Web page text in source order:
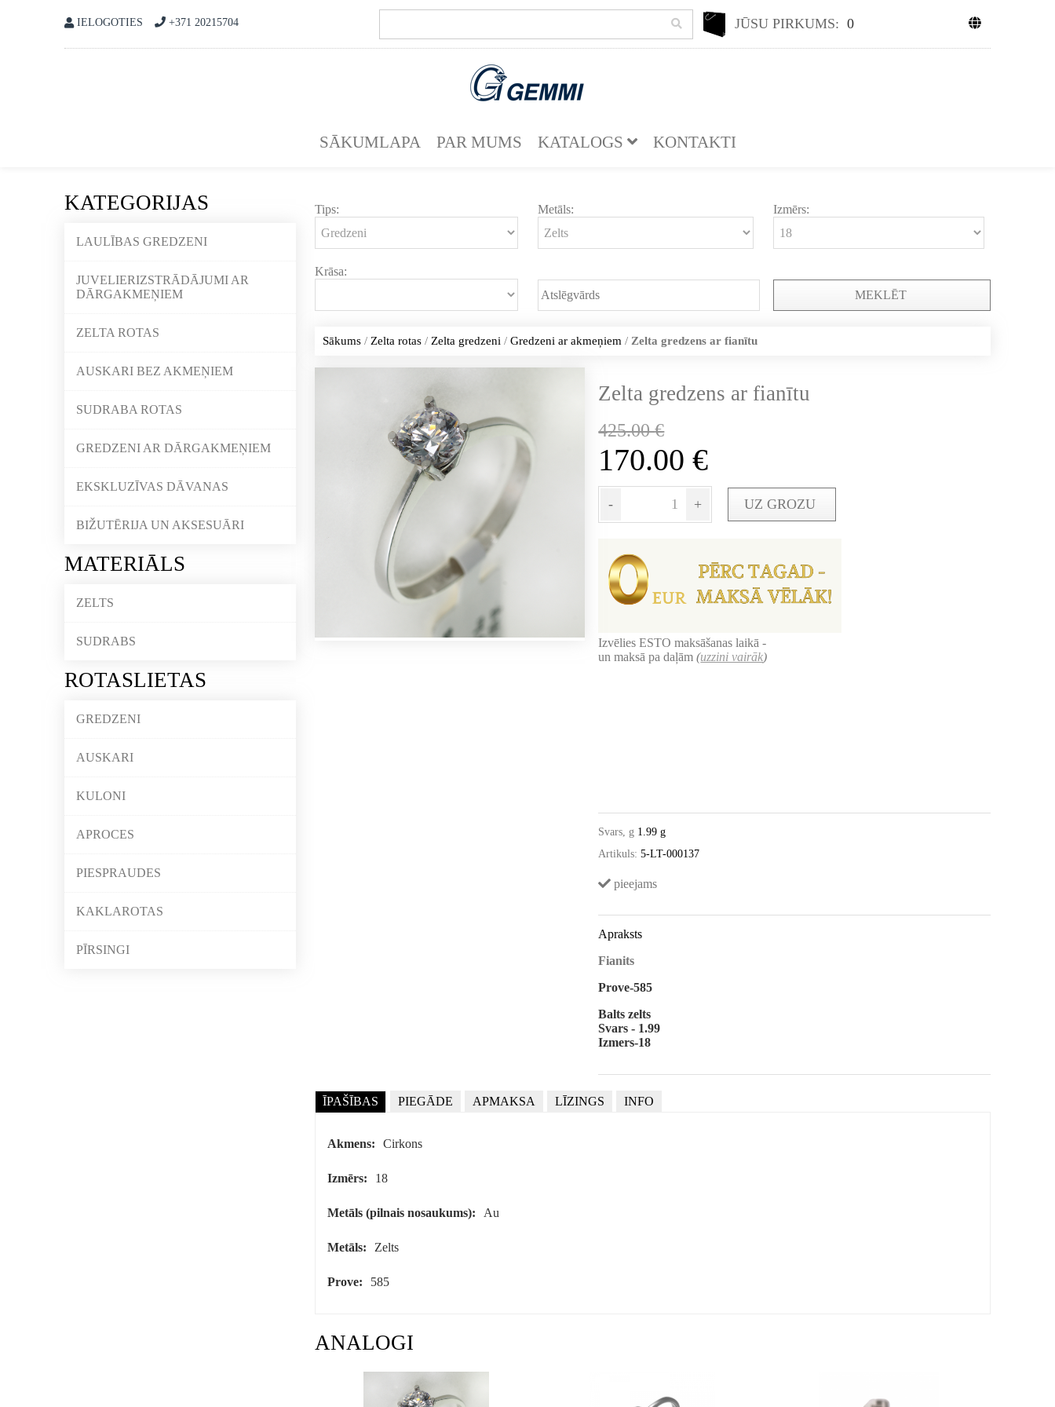
IELOGOTIES +371 20215704 JŪSU PIRKUMS: 0
SĀKUMLAPA PAR MUMS KATALOGS KONTAKTI
KATEGORIJAS
LAULĪBAS GREDZENI
JUVELIERIZSTRĀDĀJUMI AR
DĀRGAKMEŅIEM
ZELTA ROTAS
AUSKARI BEZ AKMEŅIEM
SUDRABA ROTAS
GREDZENI AR DĀRGAKMEŅIEM
EKSKLUZĪVAS DĀVANAS
BIŽUTĒRIJA UN AKSESUĀRI
MATERIĀLS
ZELTS
SUDRABS
ROTASLIETAS
GREDZENI
AUSKARI
KULONI
APROCES
PIESPRAUDES
KAKLAROTAS
PĪRSINGI
Tips: Metāls: Izmērs:
Krāsa:
MEKLĒT
Sākums/ Zelta rotas/ Zelta gredzeni / Gredzeni ar akmeņiem / Zelta gredzens ar fianītu
Zelta gredzens ar fianītu
425.00€
170.00€
- + UZ GROZU
Izvēlies ESTO maksāšanas laikā -
un maksā pa daļām(uzzini vairāk)
Svars, g 1.99 g
Artikuls: 5-LT-000137
pieejams
Apraksts
Fianits
Prove-585
Balts zelts
Svars - 1.99
Izmers-18
ĪPAŠĪBAS PIEGĀDE APMAKSA LĪZINGS INFO
Akmens: Cirkons
Izmērs: 18
Metāls (pilnais nosaukums): Au
Metāls: Zelts
Prove: 585
ANALOGI